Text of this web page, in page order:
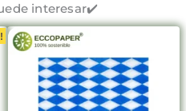
interesar✔️